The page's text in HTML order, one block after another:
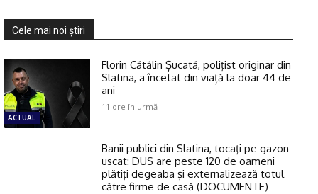
Cele mai noi ştiri
ACTUAL
Florin Cătălin Șucată, poliţist originar din
Slatina, a încetat din viață la doar 44 de
ani
11 ore în urmă
Banii publici din Slatina, tocaţi pe gazon
uscat: DUS are peste 120 de oameni
plătiţi degeaba şi externalizează totul
către firme de casă (DOCUMENTE)